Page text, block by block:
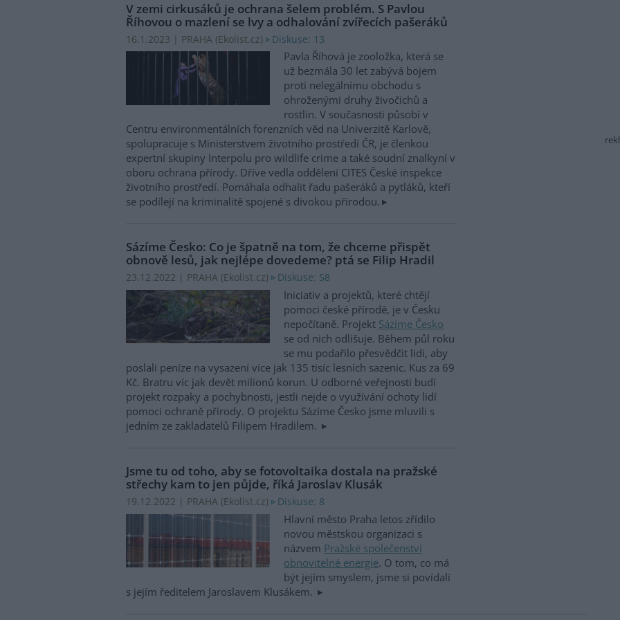
V zemi cirkusáků je ochrana šelem problém. S Pavlou
Říhovou o mazlení se lvy a odhalování zvířecích pašeráků
16.1.2023 | PRAHA (Ekolist.cz) Diskuse: 13
Pavla Říhová je zooložka, která se
už bezmála 30 let zabývá bojem
proti nelegálnímu obchodu s
ohroženými druhy živočichů a
rostlin. V současnosti působí v
Centru environmentálních forenzních věd na Univerzitě Karlově,
spolupracuje s Ministerstvem životního prostředí ČR, je členkou
expertní skupiny Interpolu pro wildlife crime a také soudní znalkyní v
oboru ochrana přírody. Dříve vedla oddělení CITES České inspekce
životního prostředí. Pomáhala odhalit řadu pašeráků a pytláků, kteří
se podílejí na kriminalitě spojené s divokou přírodou.
Sázíme Česko: Co je špatně na tom, že chceme přispět
obnově lesů, jak nejlépe dovedeme? ptá se Filip Hradil
23.12.2022 | PRAHA (Ekolist.cz) Diskuse: 58
Iniciativ a projektů, které chtějí
pomoci české přírodě, je v Česku
nepočítaně. Projekt Sázíme Česko
se od nich odlišuje. Během půl roku
se mu podařilo přesvědčit lidi, aby
poslali peníze na vysazení více jak 135 tisíc lesních sazenic. Kus za 69
Kč. Bratru víc jak devět milionů korun. U odborné veřejnosti budí
projekt rozpaky a pochybnosti, jestli nejde o využívání ochoty lidí
pomoci ochraně přírody. O projektu Sázíme Česko jsme mluvili s
jedním ze zakladatelů Filipem Hradilem.
Jsme tu od toho, aby se fotovoltaika dostala na pražské
střechy kam to jen půjde, říká Jaroslav Klusák
19.12.2022 | PRAHA (Ekolist.cz) Diskuse: 8
Hlavní město Praha letos zřídilo
novou městskou organizaci s
názvem Pražské společenství
obnovitelné energie. O tom, co má
být jejím smyslem, jsme si povídali
s jejím ředitelem Jaroslavem Klusákem.